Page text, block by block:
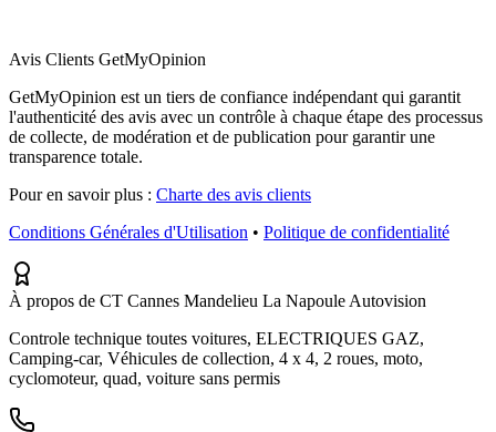
Avis Clients GetMyOpinion
GetMyOpinion est un tiers de confiance indépendant qui garantit
l'authenticité des avis avec un contrôle à chaque étape des processus
de collecte, de modération et de publication pour garantir une
transparence totale.
Pour en savoir plus : Charte des avis clients
Conditions Générales d'Utilisation • Politique de confidentialité
À propos de CT Cannes Mandelieu La Napoule Autovision
Controle technique toutes voitures, ELECTRIQUES GAZ,
Camping-car, Véhicules de collection, 4 x 4, 2 roues, moto,
cyclomoteur, quad, voiture sans permis